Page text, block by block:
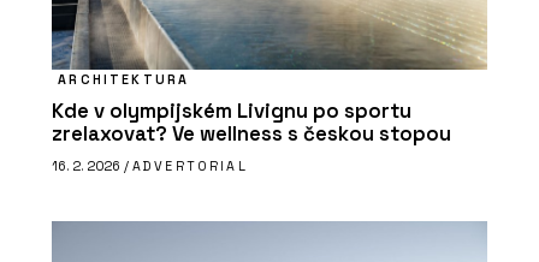
ARCHITEKTURA
Kde v olympijském Livignu po sportu
zrelaxovat? Ve wellness s českou stopou
16. 2. 2026 / ADVERTORIAL